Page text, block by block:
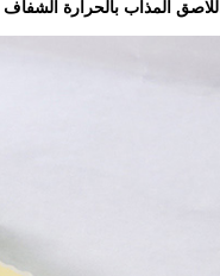
اللاصق المذاب بالحرارة الشفاف Waterwhite لاستخدام ثوب الجراحة ، مواد لاصقة طبية